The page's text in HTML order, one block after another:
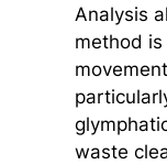
Analysis
method
waste